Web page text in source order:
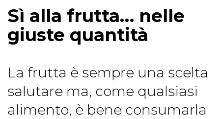
Sì alla frutta… nelle
giuste quantità
La frutta è sempre una scelta
salutare ma, come qualsiasi
alimento, è bene consumarla